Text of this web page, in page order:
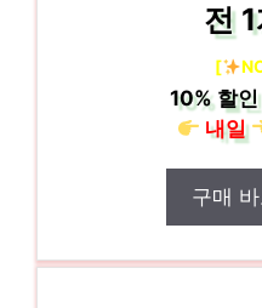
전
[
10%할인
내일
구매